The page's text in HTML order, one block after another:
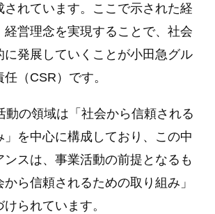
されています。ここで示された経
経営理念を実現することで、社会
に発展していくことが小田急グル
（CSR）です。
動の領域は「社会から信頼される
」を中心に構成しており、この中
ンスは、事業活動の前提となるも
ら信頼されるための取り組み」
られています。